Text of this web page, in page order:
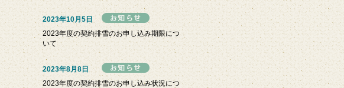
2023年10月5日
2023年度の契約排雪のお申し込み期限につ
いて
2023年8月8日
2023年度の契約排雪のお申し込み状況につ